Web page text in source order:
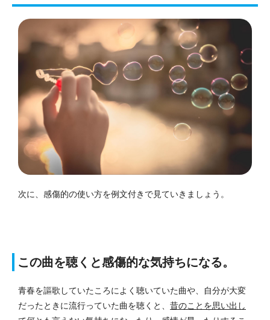
次に、感傷的の使い方を例文付きで見ていきましょう。
この曲を聴くと感傷的な気持ちになる。
青春を謳歌していたころによく聴いていた曲や、自分が大変
だったときに流行っていた曲を聴くと、 昔のことを思い出し